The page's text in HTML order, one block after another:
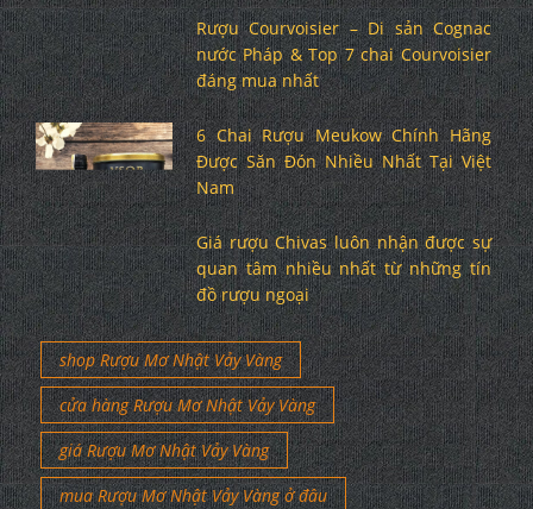
Rượu Courvoisier – Di sản Cognac
nước Pháp & Top 7 chai Courvoisier
đáng mua nhất
6 Chai Rượu Meukow Chính Hãng
Được Săn Đón Nhiều Nhất Tại Việt
Nam
Giá rượu Chivas luôn nhận được sự
quan tâm nhiều nhất từ những tín
đồ rượu ngoại
shop Rượu Mơ Nhật Vảy Vàng
cửa hàng Rượu Mơ Nhật Vảy Vàng
giá Rượu Mơ Nhật Vảy Vàng
mua Rượu Mơ Nhật Vảy Vàng ở đâu